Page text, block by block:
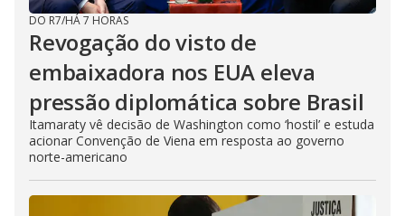
DO R7/HÁ 7 HORAS
Revogação do visto de
embaixadora nos EUA eleva
pressão diplomática sobre Brasil
Itamaraty vê decisão de Washington como ‘hostil’ e estuda
acionar Convenção de Viena em resposta ao governo
norte-americano